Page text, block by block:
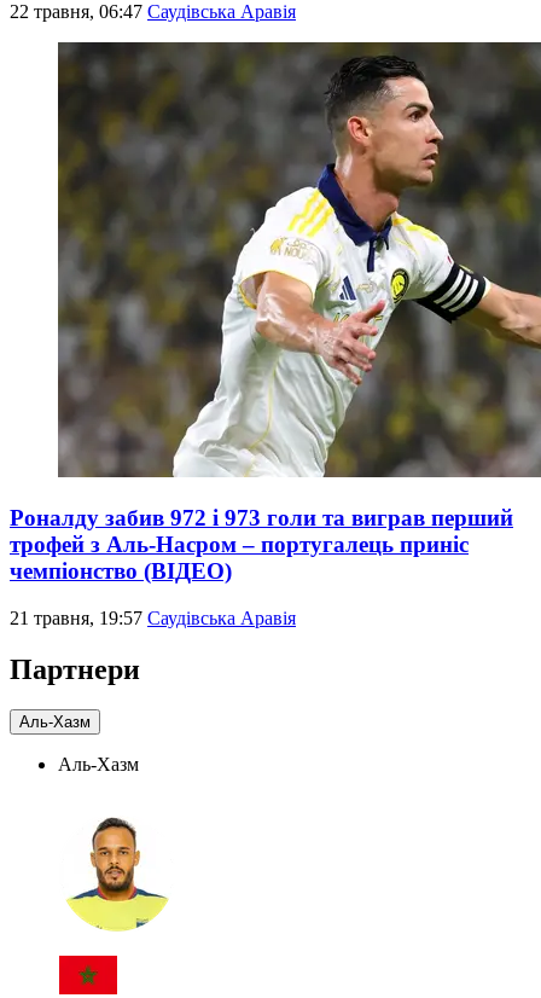
22 травня, 06:47 Саудівська Аравія
Роналду забив 972 і 973 голи та виграв перший
трофей з Аль-Насром – португалець приніс
чемпіонство (ВІДЕО)
21 травня, 19:57 Саудівська Аравія
Партнери
Аль-Хазм
Аль-Хазм